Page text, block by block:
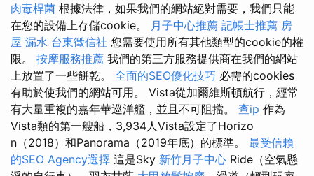
肉毒桿菌 根據法律，如果我們的網站絕對需要，我們只能
在您的設備上存儲cookie。
月子中心推薦 記帳士推薦 房
屋 漏水 台東徵信社 您需要使用所有其他類型的cookie的權
限。 按摩服務推薦 我們的第三方服務提供商在我們的網站
上放置了一些餅乾。 全面的SEO優化技巧 必需的cookies
有助於使我們的網站可用。 Vista從加爾維斯頓航行，經常
有大量重複的嘉年華巡洋艦，並且不可阻擋。 查ip 作為
Vista類的第一艘船，3,934人Vista設定了Horizo​​
n（2018）和Panorama（2019年底）的標準。 最受信賴
的SEO Agency選擇 這是Sky 新竹月子中心 Ride（空氣懸